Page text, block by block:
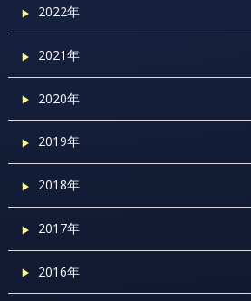
2022年
2021年
2020年
2019年
2018年
2017年
2016年